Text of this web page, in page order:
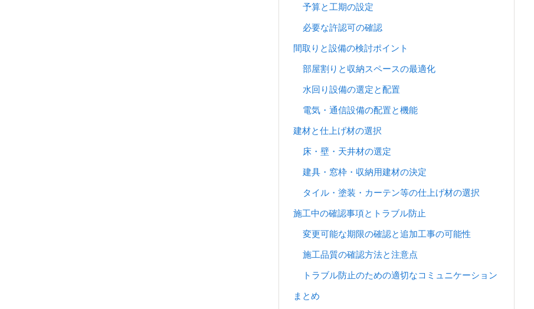
予算と工期の設定
必要な許認可の確認
間取りと設備の検討ポイント
部屋割りと収納スペースの最適化
水回り設備の選定と配置
電気・通信設備の配置と機能
建材と仕上げ材の選択
床・壁・天井材の選定
建具・窓枠・収納用建材の決定
タイル・塗装・カーテン等の仕上げ材の選択
施工中の確認事項とトラブル防止
変更可能な期限の確認と追加工事の可能性
施工品質の確認方法と注意点
トラブル防止のための適切なコミュニケーション
まとめ